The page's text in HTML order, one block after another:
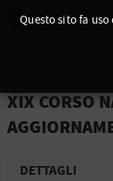
XIX CORSO
DETTAGLI
Questo sito fa